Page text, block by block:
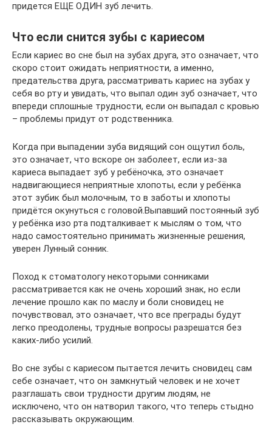
придется ЕЩЕ ОДИН зуб лечить.
Что если снится зубы с кариесом
Если кариес во сне был на зубах друга, это означает, что
скоро стоит ожидать неприятности, а именно,
предательства друга, рассматривать кариес на зубах у
себя во рту и увидать, что выпал один зуб означает, что
впереди сплошные трудности, если он выпадал с кровью
– проблемы придут от родственника.
Когда при выпадении зуба видящий сон ощутил боль,
это означает, что вскоре он заболеет, если из-за
кариеса выпадает зуб у ребёночка, это означает
надвигающиеся неприятные хлопоты, если у ребёнка
этот зубик был молочным, то в заботы и хлопоты
придётся окунуться с головой.Выпавший постоянный зуб
у ребёнка изо рта подталкивает к мыслям о том, что
надо самостоятельно принимать жизненные решения,
уверен Лунный сонник.
Поход к стоматологу некоторыми сонниками
рассматривается как не очень хороший знак, но если
лечение прошло как по маслу и боли сновидец не
почувствовал, это означает, что все преграды будут
легко преодолены, трудные вопросы разрешатся без
каких-либо усилий.
Во сне зубы с кариесом пытается лечить сновидец сам
себе означает, что он замкнутый человек и не хочет
разглашать свои трудности другим людям, не
исключено, что он натворил такого, что теперь стыдно
рассказывать окружающим.